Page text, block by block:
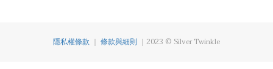
隱私權條款 ｜ 條款與細則 ｜2023 © Silver Twinkle